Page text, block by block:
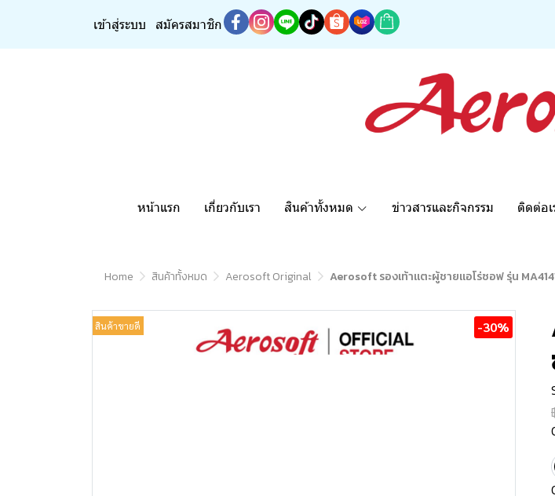
เข้าสู่ระบบ สมัครสมาชิก
หน้าแรก เกี่ยวกับเรา สินค้าทั้งหมด ข่าวสารและกิจกรรม ติดต่อเ
Home สินค้าทั้งหมด Aerosoft Original Aerosoft รองเท้าแตะผู้ชายแอโร่ซอฟ รุ่น
สินค้าขายดี -30%